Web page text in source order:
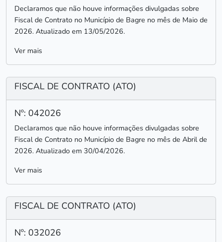
Declaramos que não houve informações divulgadas sobre
Fiscal de Contrato no Município de Bagre no mês de Maio de
2026. Atualizado em 13/05/2026.
Ver mais
FISCAL DE CONTRATO (ATO)
Nº: 042026
Declaramos que não houve informações divulgadas sobre
Fiscal de Contrato no Município de Bagre no mês de Abril de
2026. Atualizado em 30/04/2026.
Ver mais
FISCAL DE CONTRATO (ATO)
Nº: 032026